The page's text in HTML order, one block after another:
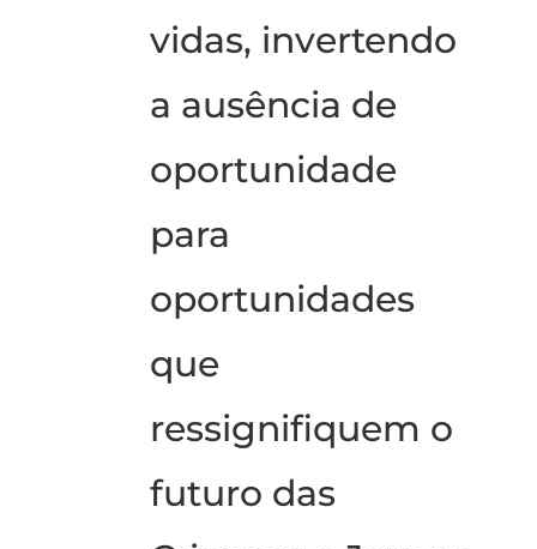
vidas, invertendo
a ausência de
oportunidade
para
oportunidades
que
ressignifiquem o
futuro das